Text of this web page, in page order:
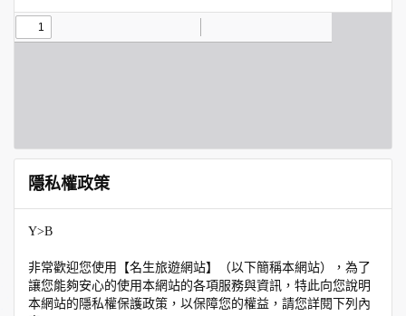
隱私權政策
Y>B
非常歡迎您使用【名生旅遊網站】（以下簡稱本網站），為了
讓您能夠安心的使用本網站的各項服務與資訊，特此向您說明
本網站的隱私權保護政策，以保障您的權益，請您詳閱下列內